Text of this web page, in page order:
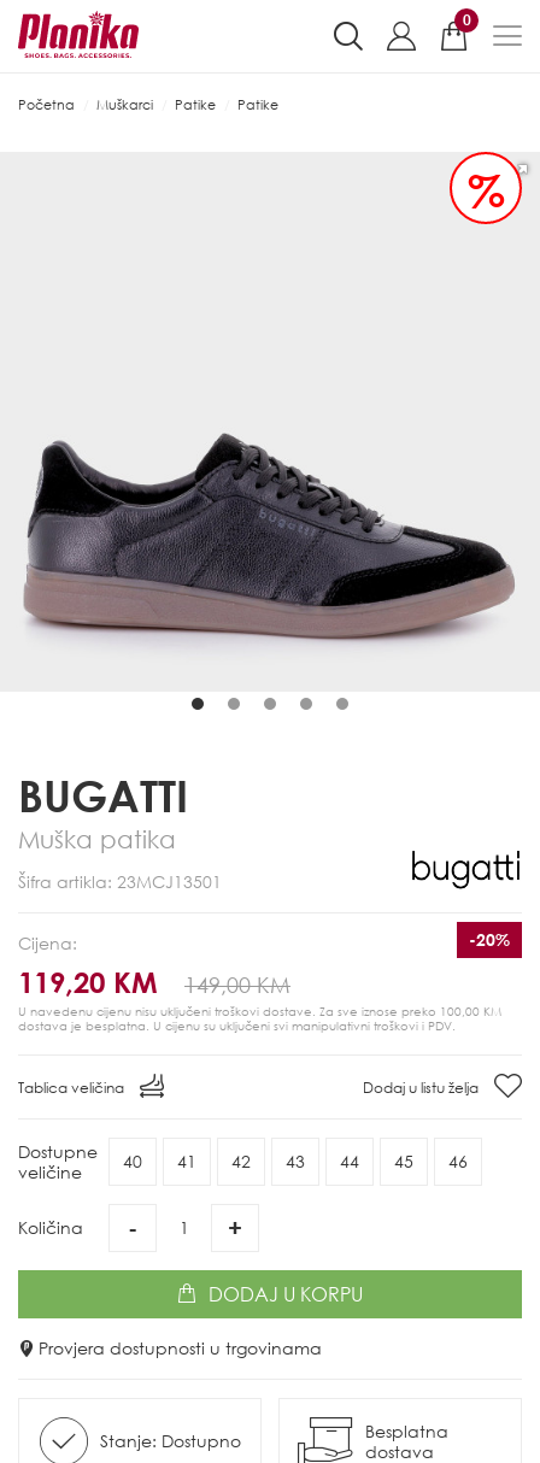
0
Početna Muškarci Patike Patike
%
BUGATTI
Muška patika
Šifra artikla: 23MCJ13501
Cijena:
119,20 KM 149,00 KM
-20%
U navedenu cijenu nisu uključeni troškovi dostave. Za sve iznose preko 100,00 KM
dostava je besplatna. U cijenu su uključeni svi manipulativni troškovi i PDV.
Tablica veličina Dodaj u listu želja
Dostupne
veličine
40 41 42 43 44 45 46
Količina - +
DODAJ U KORPU
Provjera dostupnosti u trgovinama
Stanje: Dostupno
Besplatna
dostava